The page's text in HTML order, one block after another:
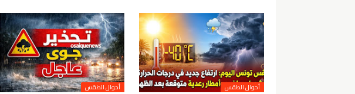
أحوال الطقس أحوال الطقس